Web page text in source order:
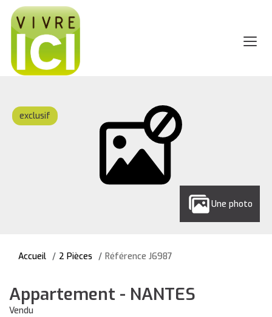
exclusif
Une photo
Accueil 2 Pièces Référence J6987
Appartement - NANTES
Vendu